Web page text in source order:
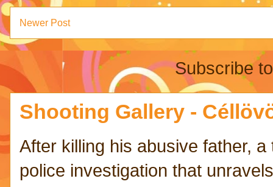
Newer Post
Subscribe
Shooting Gallery -
After killing his abusive father,
police investigation that